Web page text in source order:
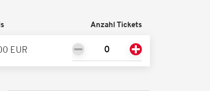
Anzahl Tickets
EUR